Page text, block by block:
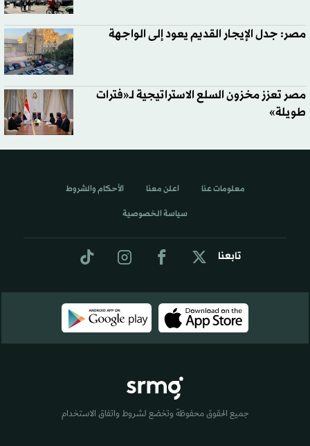
مصر: جدل الإيجار القديم يعود إلى الواجهة
مصر تعزز مخزون السلع الاستراتيجية لـ«فترات
طويلة»
تابعنا
معلومات عنا اعلن معنا الأحكام والشروط
سياسة الخصوصية
جميع الحقوق محفوظة وتخضع لشروط واتفاق الاستخدام